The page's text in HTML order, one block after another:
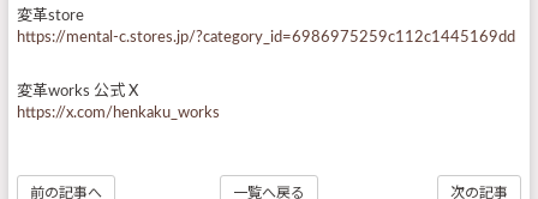
変革store
https://mental-c.stores.jp/?category_id=6986975259c112c1445169dd
変革works 公式 X
https://x.com/henkaku_works
次の記事
一覧へ戻る
前の記事へ